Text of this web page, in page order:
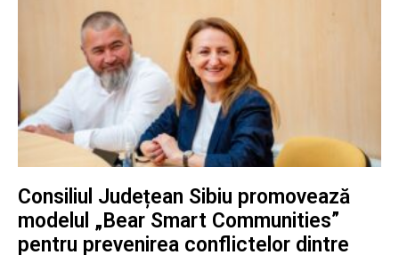
Consiliul Județean Sibiu promovează
modelul „Bear Smart Communities”
pentru prevenirea conflictelor dintre